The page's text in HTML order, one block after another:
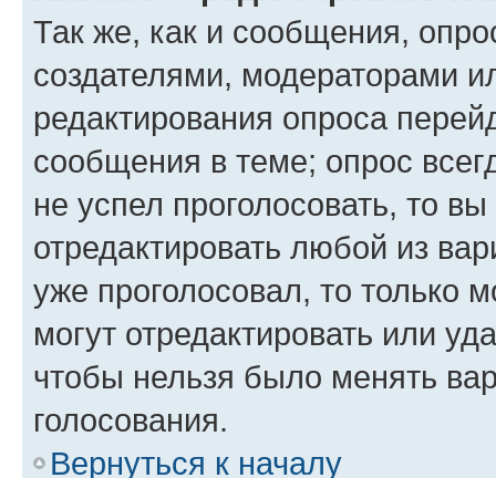
Так же, как и сообщения,
создателями, модераторами
редактирования опроса
сообщения в теме; опрос
не успел проголосовать, то
отредактировать любой из
уже проголосовал, то только
могут отредактировать или
чтобы нельзя было менять
голосования.
Вернуться к началу